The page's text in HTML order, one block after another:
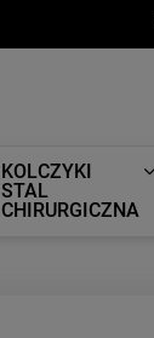
KOLCZYKI
STAL
CHIRURGICZNA